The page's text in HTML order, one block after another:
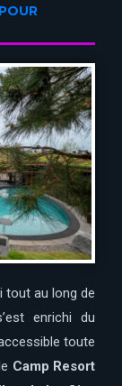
tout au long de
enrichi du
toute
Camp Resort